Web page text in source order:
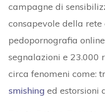
campagne di
consapevole della
pedopornografia
segnalazioni e 23.000
circa fenomeni come:
smishing ed estorsioni